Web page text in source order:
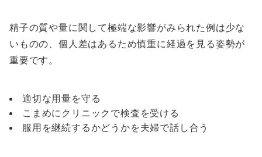
精子の質や量に関して極端な影響がみられた例は少な
いものの、個人差はあるため慎重に経過を見る姿勢が
重要です。
適切な用量を守る
こまめにクリニックで検査を受ける
服用を継続するかどうかを夫婦で話し合う